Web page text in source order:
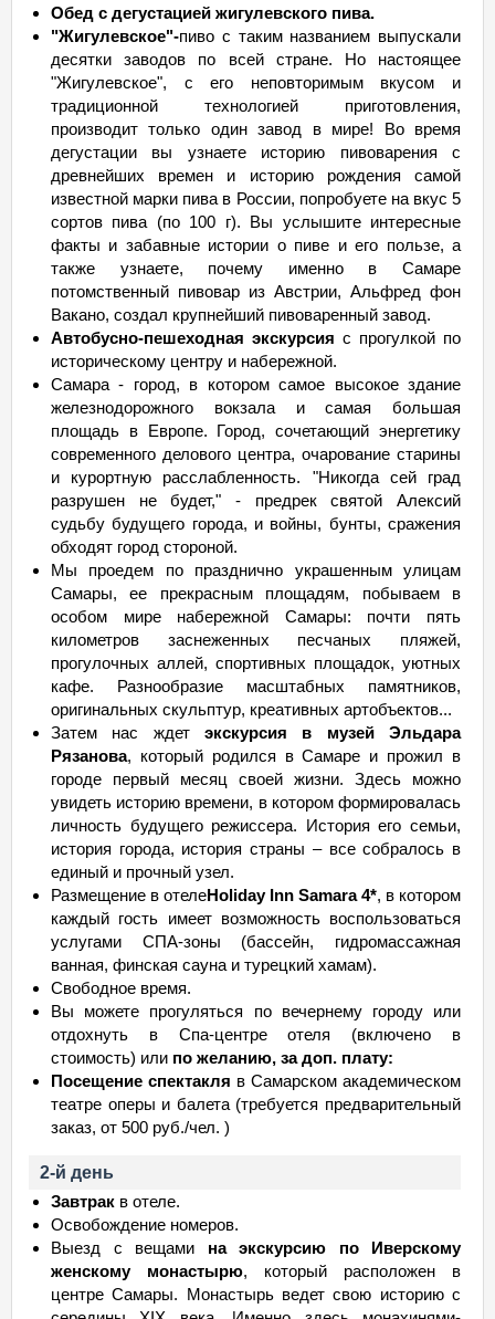
Обед с дегустацией жигулевского пива.
"Жигулевское"-пиво с таким названием выпускали
десятки заводов по всей стране. Но настоящее
"Жигулевское", с его неповторимым вкусом и
традиционной технологией приготовления,
производит только один завод в мире! Во время
дегустации вы узнаете историю пивоварения с
древнейших времен и историю рождения самой
известной марки пива в России, попробуете на вкус 5
сортов пива (по 100 г). Вы услышите интересные
факты и забавные истории о пиве и его пользе, а
также узнаете, почему именно в Самаре
потомственный пивовар из Австрии, Альфред фон
Вакано, создал крупнейший пивоваренный завод.
Автобусно-пешеходная экскурсия с прогулкой по
историческому центру и набережной.
Самара - город, в котором самое высокое здание
железнодорожного вокзала и самая большая
площадь в Европе. Город, сочетающий энергетику
современного делового центра, очарование старины
и курортную расслабленность. "Никогда сей град
разрушен не будет," - предрек святой Алексий
судьбу будущего города, и войны, бунты, сражения
обходят город стороной.
Мы проедем по празднично украшенным улицам
Самары, ее прекрасным площадям, побываем в
особом мире набережной Самары: почти пять
километров заснеженных песчаных пляжей,
прогулочных аллей, спортивных площадок, уютных
кафе. Разнообразие масштабных памятников,
оригинальных скульптур, креативных артобъектов...
Затем нас ждет экскурсия в музей Эльдара
Рязанова, который родился в Самаре и прожил в
городе первый месяц своей жизни. Здесь можно
увидеть историю времени, в котором формировалась
личность будущего режиссера. История его семьи,
история города, история страны – все собралось в
единый и прочный узел.
Размещение в отелеHoliday Inn Samara 4*, в котором
каждый гость имеет возможность воспользоваться
услугами СПА-зоны (бассейн, гидромассажная
ванная, финская сауна и турецкий хамам).
Свободное время.
Вы можете прогуляться по вечернему городу или
отдохнуть в Спа-центре отеля (включено в
стоимость) или по желанию, за доп. плату:
Посещение спектакля в Самарском академическом
театре оперы и балета (требуется предварительный
заказ, от 500 руб./чел. )
2-й день
Завтрак в отеле.
Освобождение номеров.
Выезд с вещами на экскурсию по Иверскому
женскому монастырю, который расположен в
центре Самары. Монастырь ведет свою историю с